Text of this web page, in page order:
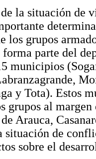
la situación de
los grupos
parte del
municipios
y Tota). Estos
grupos al
Arauca,
situación de
sobre el